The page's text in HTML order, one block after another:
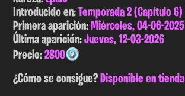
Introducido en:Temporada 2 (Capítulo 6)
Primera aparición:Miércoles, 04-06-2025
Última aparición:Jueves, 12-03-2026
Precio:2800
¿Cómo se consigue?Disponible en tienda